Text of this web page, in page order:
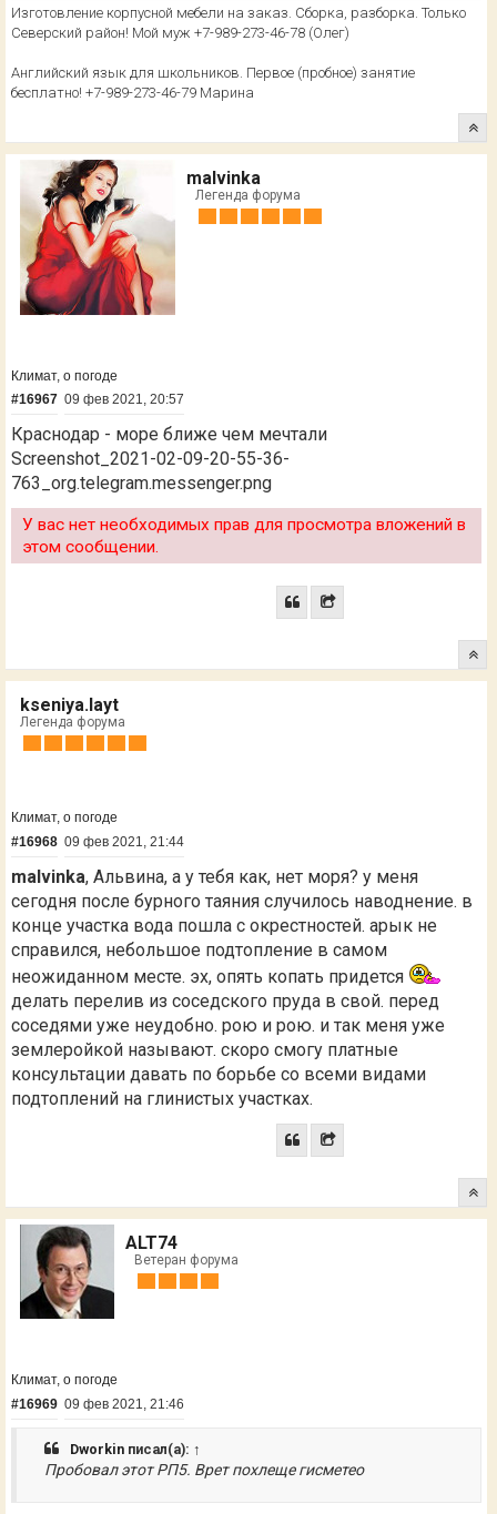
Изготовление корпусной мебели на заказ. Сборка, разборка. Только
Северский район! Мой муж +7-989-273-46-78 (Олег)
Английский язык для школьников. Первое (пробное) занятие
бесплатно! +7-989-273-46-79 Марина
malvinka
Легенда форума
Климат, о погоде
#16967 09 фев 2021, 20:57
Краснодар - море ближе чем мечтали
Screenshot_2021-02-09-20-55-36-
763_org.telegram.messenger.png
У вас нет необходимых прав для просмотра вложений в
этом сообщении.
kseniya.layt
Легенда форума
Климат, о погоде
#16968 09 фев 2021, 21:44
malvinka, Альвина, а у тебя как, нет моря? у меня
сегодня после бурного таяния случилось наводнение. в
конце участка вода пошла с окрестностей. арык не
справился, небольшое подтопление в самом
неожиданном месте. эх, опять копать придется
делать перелив из соседского пруда в свой. перед
соседями уже неудобно. рою и рою. и так меня уже
землеройкой называют. скоро смогу платные
консультации давать по борьбе со всеми видами
подтоплений на глинистых участках.
ALT74
Ветеран форума
Климат, о погоде
#16969 09 фев 2021, 21:46
Dworkin писал(а): ↑
Пробовал этот РП5. Врет похлеще гисметео